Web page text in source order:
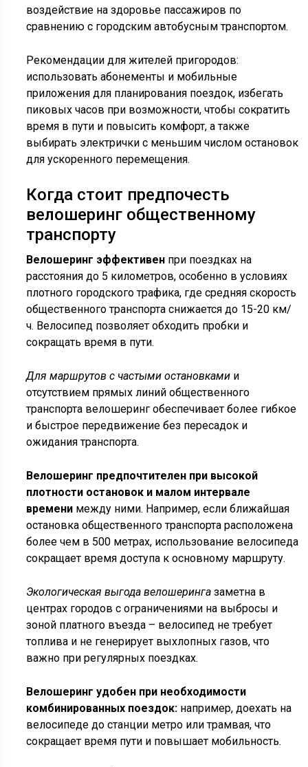
воздействие на здоровье пассажиров по
сравнению с городским автобусным транспортом.
Рекомендации для жителей пригородов:
использовать абонементы и мобильные
приложения для планирования поездок, избегать
пиковых часов при возможности, чтобы сократить
время в пути и повысить комфорт, а также
выбирать электрички с меньшим числом остановок
для ускоренного перемещения.
Когда стоит предпочесть
велошеринг общественному
транспорту
Велошеринг эффективен при поездках на
расстояния до 5 километров, особенно в условиях
плотного городского трафика, где средняя скорость
общественного транспорта снижается до 15-20 км/
ч. Велосипед позволяет обходить пробки и
сокращать время в пути.
Для маршрутов с частыми остановками и
отсутствием прямых линий общественного
транспорта велошеринг обеспечивает более гибкое
и быстрое передвижение без пересадок и
ожидания транспорта.
Велошеринг предпочтителен при высокой
плотности остановок и малом интервале
времени между ними. Например, если ближайшая
остановка общественного транспорта расположена
более чем в 500 метрах, использование велосипеда
сокращает время доступа к основному маршруту.
Экологическая выгода велошеринга заметна в
центрах городов с ограничениями на выбросы и
зоной платного въезда – велосипед не требует
топлива и не генерирует выхлопных газов, что
важно при регулярных поездках.
Велошеринг удобен при необходимости
комбинированных поездок: например, доехать на
велосипеде до станции метро или трамвая, что
сокращает время пути и повышает мобильность.